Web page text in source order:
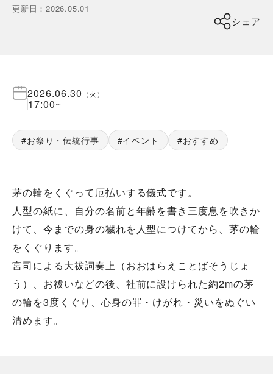
更新日 ：2026.05.01
シェア
2026.06.30 （ 火 ）
17:00~
お祭り・伝統行事 イベント おすすめ
茅の輪をくぐって厄払いする儀式です。
人型の紙に、自分の名前と年齢を書き三度息を吹きか
けて、今までの身の穢れを人型につけてから、茅の輪
をくぐります。
宮司による大祓詞奏上（おおはらえことばそうじょ
う）、お祓いなどの後、社前に設けられた約2mの茅
の輪を3度くぐり、心身の罪・けがれ・災いをぬぐい
清めます。